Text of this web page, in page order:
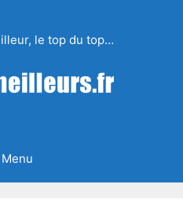
le top du top…
Menu